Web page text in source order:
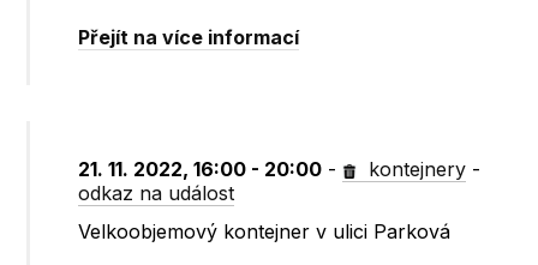
Přejít na více informací
21. 11. 2022, 16:00 - 20:00 - kontejnery -
odkaz na událost
Velkoobjemový kontejner v ulici Parková